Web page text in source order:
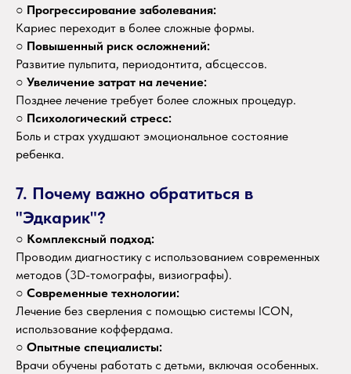
○ Прогрессирование заболевания:
Кариес переходит в более сложные формы.
○ Повышенный риск осложнений:
Развитие пульпита, периодонтита, абсцессов.
○ Увеличение затрат на лечение:
Позднее лечение требует более сложных процедур.
○ Психологический стресс:
Боль и страх ухудшают эмоциональное состояние
ребенка.
7. Почему важно обратиться в
"Эдкарик"?
○ Комплексный подход:
Проводим диагностику с использованием современных
методов (3D-томографы, визиографы).
○ Современные технологии:
Лечение без сверления с помощью системы ICON,
использование коффердама.
○ Опытные специалисты:
Врачи обучены работать с детьми, включая особенных.